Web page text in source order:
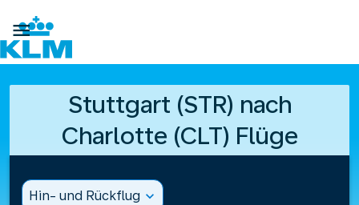

Stuttgart (STR) nach
Charlotte (CLT) Flüge
Hin- und Rückflug expand_more